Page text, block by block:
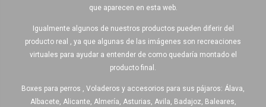
que aparecen en esta web.
Igualmente algunos de nuestros productos pueden diferir del
producto real , ya que algunas de las imágenes son recreaciones
virtuales para ayudar a entender de como quedaría montado el
producto final.
Boxes para perros , Voladeros y accesorios para sus pájaros: Álava,
Albacete, Alicante, Almería, Asturias, Avila, Badajoz, Baleares,